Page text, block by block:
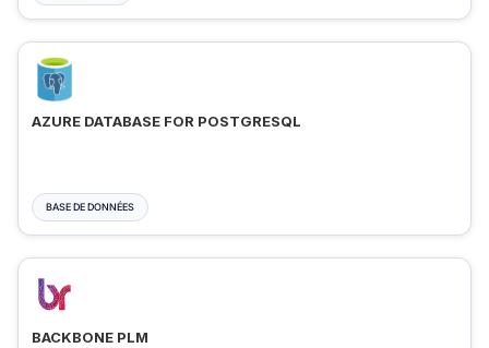
AZURE DATABASE FOR POSTGRESQL
BASE DE DONNÉES
BACKBONE PLM